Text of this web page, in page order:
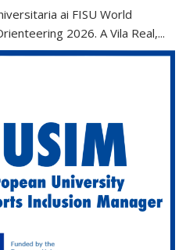
ai FISU World
2026. A Vila Real,...